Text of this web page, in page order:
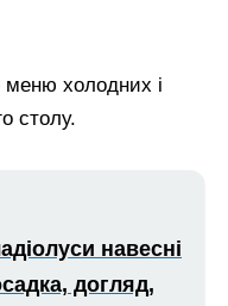
меню холодних і
столу.
навесні
догляд,